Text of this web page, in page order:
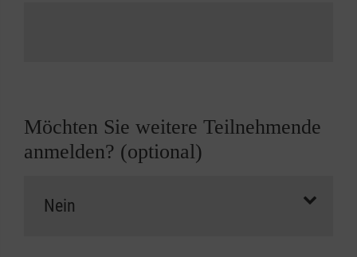
Möchten Sie weitere Teilnehmende
anmelden? (optional)